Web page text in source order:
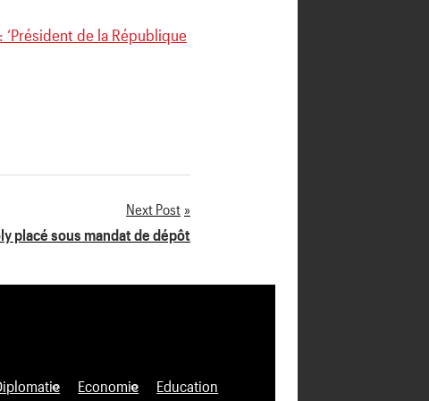
‘Président de la République
Next Post
placé sous mandat de dépôt
Economie Education